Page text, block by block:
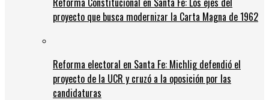
proyecto que busca modernizar la Carta Magna de 1962
Reforma electoral en Santa Fe: Michlig defendió el
proyecto de la UCR y cruzó a la oposición por las
candidaturas